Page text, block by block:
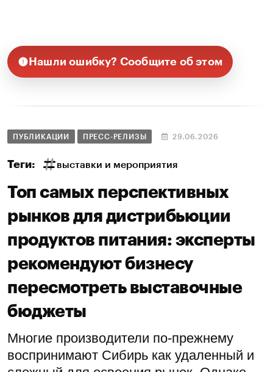
Нашли ошибку? Сообщите об этом
ПУБЛИКАЦИИ ПРЕСС-РЕЛИЗЫ 29.06.2026
Теги: выставки и мероприятия
Топ самых перспективных
рынков для дистрибьюции
продуктов питания: эксперты
рекомендуют бизнесу
пересмотреть выставочные
бюджеты
Многие производители по-прежнему
воспринимают Сибирь как удаленный и